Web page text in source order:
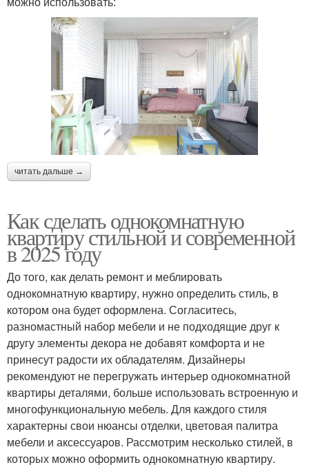
читать дальше →
Как сделать однокомнатную
квартиру стильной и современной
в 2025 году
До того, как делать ремонт и меблировать
однокомнатную квартиру, нужно определить стиль, в
котором она будет оформлена. Согласитесь,
разномастный набор мебели и не подходящие друг к
другу элементы декора не добавят комфорта и не
принесут радости их обладателям. Дизайнеры
рекомендуют не перегружать интерьер однокомнатной
квартиры деталями, больше использовать встроенную и
многофункциональную мебель. Для каждого стиля
характерны свои нюансы отделки, цветовая палитра
мебели и аксессуаров. Рассмотрим несколько стилей, в
которых можно оформить однокомнатную квартиру.